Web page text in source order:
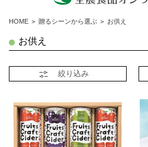
HOME ＞ 贈るシーンから選ぶ ＞ お供え
お供え
絞り込み